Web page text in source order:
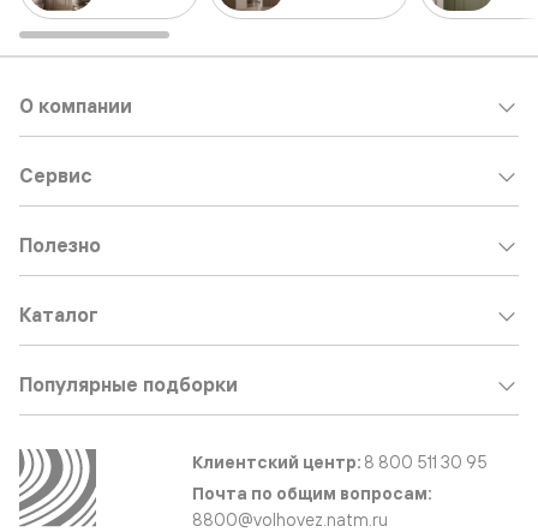
О компании
Сервис
Полезно
Каталог
Популярные подборки
Клиентский центр: 8 800 511 30 95
Почта по общим вопросам:
8800@volhovez.natm.ru